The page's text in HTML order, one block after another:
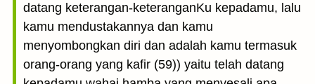
datang keterangan-keteranganKu kepadamu, lalu
kamu mendustakannya dan kamu
menyombongkan diri dan adalah kamu termasuk
orang-orang yang kafir (59)) yaitu telah datang